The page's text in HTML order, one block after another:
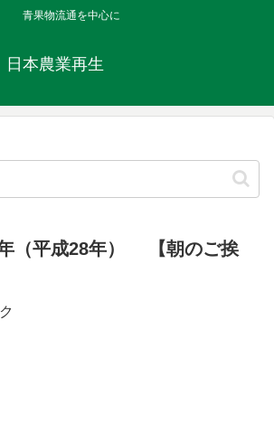
青果物流通を中心に
日本農業再生
（平成28年） 【朝のご挨